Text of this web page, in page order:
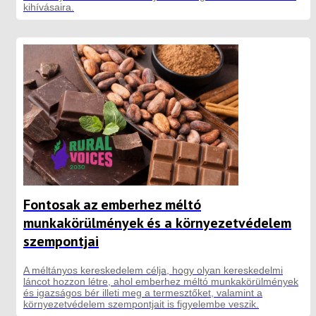
kihívásaira.
Fontosak az emberhez méltó
munkakörülmények és a környezetvédelem
szempontjai
A méltányos kereskedelem célja, hogy olyan kereskedelmi
láncot hozzon létre, ahol emberhez méltó munkakörülmények
és igazságos bér illeti meg a termesztőket, valamint a
környezetvédelem szempontjait is figyelembe veszik.